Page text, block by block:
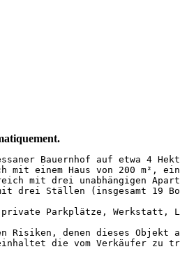
Bauernhof auf etwa 4
mit einem Haus von 200 m²,
mit drei unabhängigen
drei Ställen (insgesamt 19
private Parkplätze,
Risiken, denen dieses
die vom Verkäufer zu